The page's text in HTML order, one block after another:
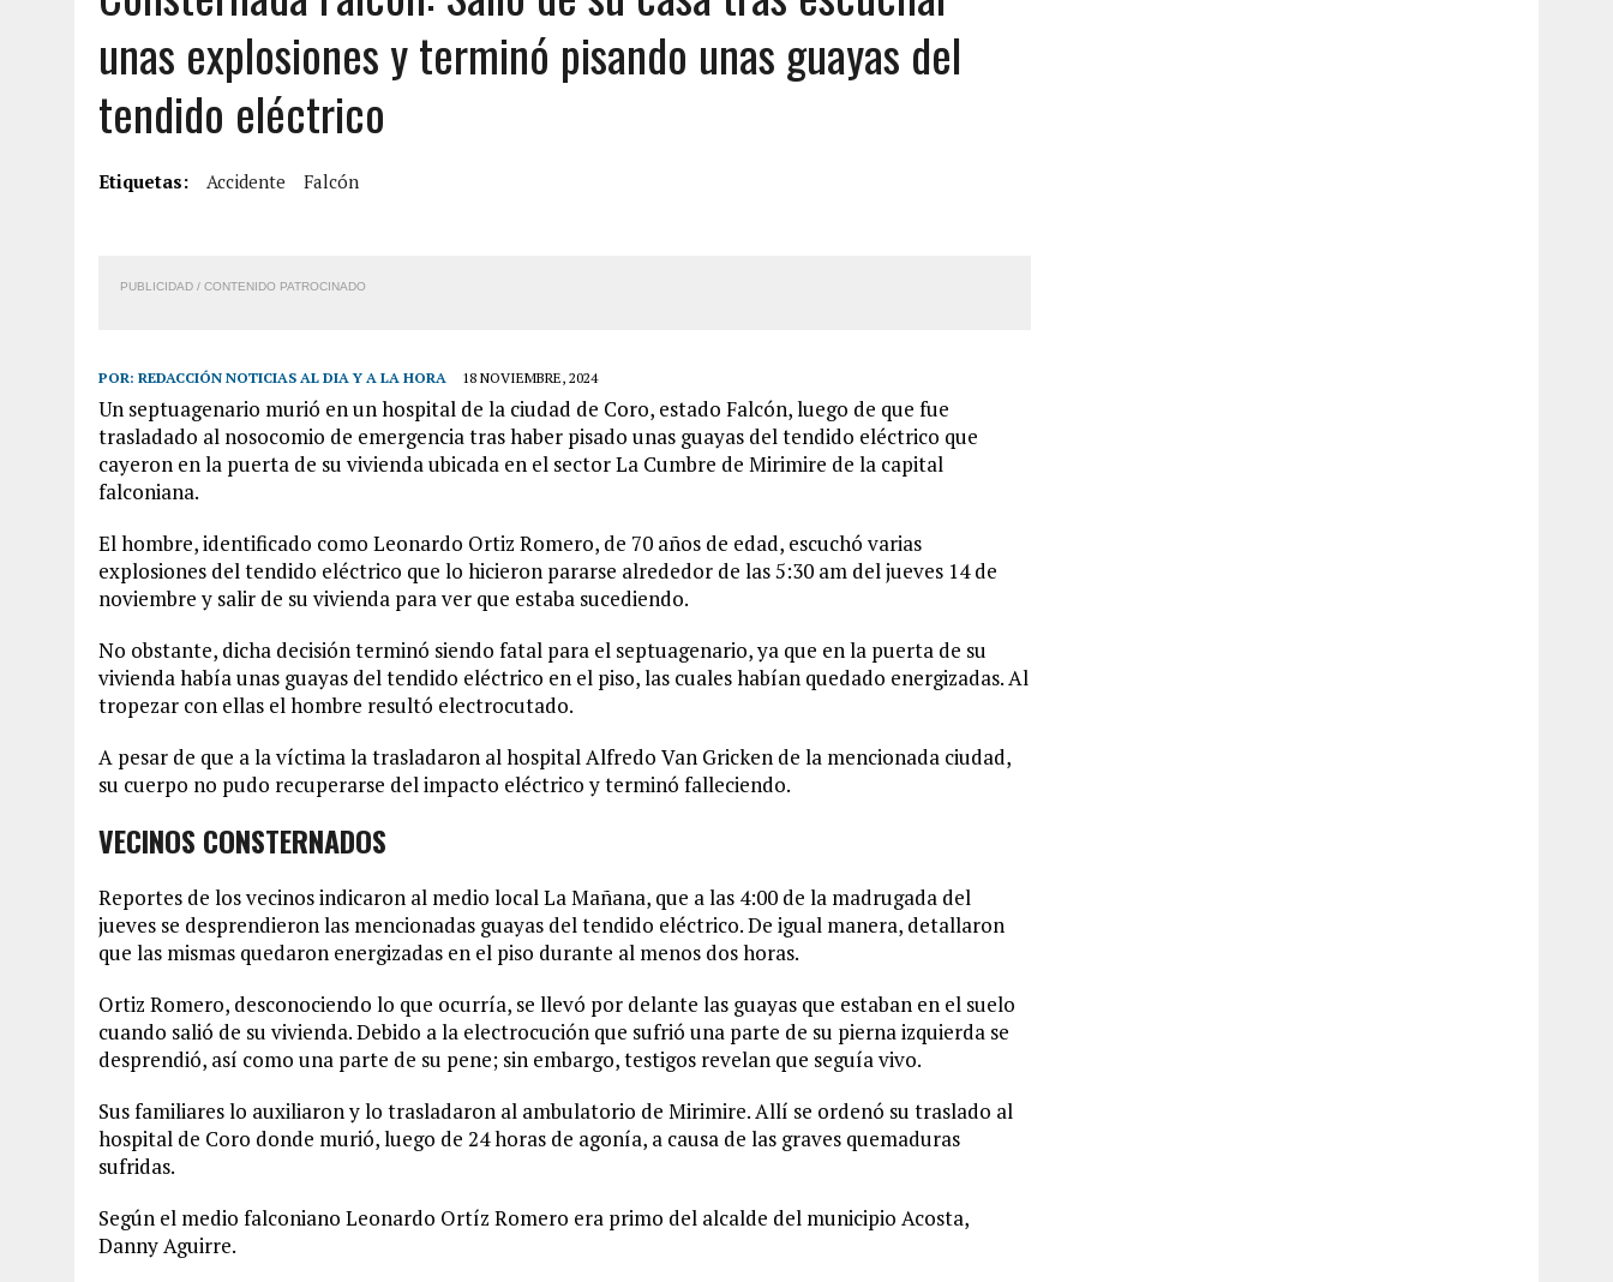
2 AGOSTO, 2026 | CONMOCIÓN EN CHILE POR BRUTAL CRIMEN CONTRA ADOLESCENTE VENEZOLANO: AUTOR MATERIAL SE MANTIENE EN FUGA
1 AGOSTO, 2026
|
UN MUERTO Y 5 HERIDOS SALDO DE COLISIÓN MÚLTIPLE EN LA AUTOPISTA VALLE-COCHE
6 AGOSTO, 2026
CONMOCIÓN EN COLORADO POR ASESINATO DE UNA ADOLESCENTE VENEZOLANA EN REUNIÓN CON AMIGOS
5 AGOSTO, 2026
PRESUNTO BROTE PSICÓTICO POR FALTA DE TRATAMIENTO DESENCADENÓ TRAGEDIA FAMILIAR
5 AGOSTO, 2026 | HORROR EN BARINAS: UN HOMBRE INDUJO AL SUICIDIO A UNA ADOLESCENTE DE 13 AÑOS TRAS ABUSAR DE ELLA
unas explosiones y terminó pisando unas guayas del
tendido eléctrico
Etiquetas: Accidente Falcón
PUBLICIDAD / CONTENIDO PATROCINADO
POR: REDACCIÓN NOTICIAS AL DIA Y A LA HORA 18 NOVIEMBRE, 2024
Un septuagenario murió en un hospital de la ciudad de Coro, estado Falcón, luego de que fue
trasladado al nosocomio de emergencia tras haber pisado unas guayas del tendido eléctrico que
cayeron en la puerta de su vivienda ubicada en el sector La Cumbre de Mirimire de la capital
falconiana.
El hombre, identificado como Leonardo Ortiz Romero, de 70 años de edad, escuchó varias
explosiones del tendido eléctrico que lo hicieron pararse alrededor de las 5:30 am del jueves 14 de
noviembre y salir de su vivienda para ver que estaba sucediendo.
No obstante, dicha decisión terminó siendo fatal para el septuagenario, ya que en la puerta de su
vivienda había unas guayas del tendido eléctrico en el piso, las cuales habían quedado energizadas. Al
tropezar con ellas el hombre resultó electrocutado.
A pesar de que a la víctima la trasladaron al hospital Alfredo Van Gricken de la mencionada ciudad,
su cuerpo no pudo recuperarse del impacto eléctrico y terminó falleciendo.
VECINOS CONSTERNADOS
Reportes de los vecinos indicaron al medio local La Mañana, que a las 4:00 de la madrugada del
jueves se desprendieron las mencionadas guayas del tendido eléctrico. De igual manera, detallaron
que las mismas quedaron energizadas en el piso durante al menos dos horas.
Ortiz Romero, desconociendo lo que ocurría, se llevó por delante las guayas que estaban en el suelo
cuando salió de su vivienda. Debido a la electrocución que sufrió una parte de su pierna izquierda se
desprendió, así como una parte de su pene; sin embargo, testigos revelan que seguía vivo.
Sus familiares lo auxiliaron y lo trasladaron al ambulatorio de Mirimire. Allí se ordenó su traslado al
hospital de Coro donde murió, luego de 24 horas de agonía, a causa de las graves quemaduras
sufridas.
Según el medio falconiano Leonardo Ortíz Romero era primo del alcalde del municipio Acosta,
Danny Aguirre.